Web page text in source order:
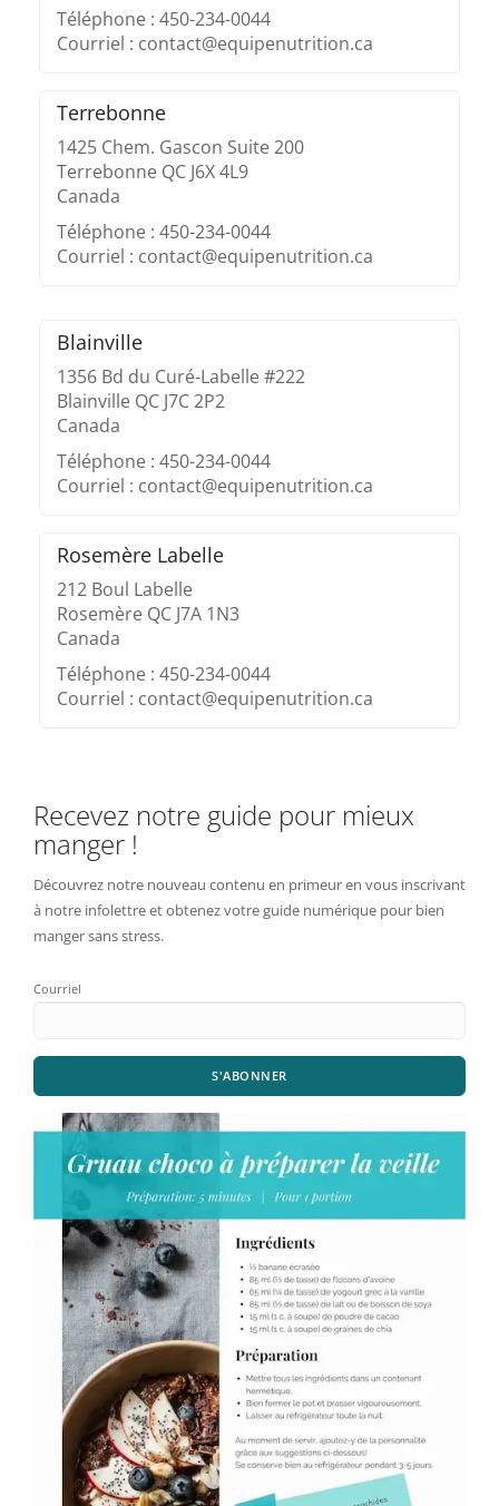
Téléphone : 450-234-0044
Courriel : contact@equipenutrition.ca
Terrebonne
1425 Chem. Gascon Suite 200
Terrebonne QC J6X 4L9
Canada
Téléphone : 450-234-0044
Courriel : contact@equipenutrition.ca
Blainville
1356 Bd du Curé-Labelle #222
Blainville QC J7C 2P2
Canada
Téléphone : 450-234-0044
Courriel : contact@equipenutrition.ca
Rosemère Labelle
212 Boul Labelle
Rosemère QC J7A 1N3
Canada
Téléphone : 450-234-0044
Courriel : contact@equipenutrition.ca
Recevez notre guide pour mieux
manger !
Découvrez notre nouveau contenu en primeur en vous inscrivant
à notre infolettre et obtenez votre guide numérique pour bien
manger sans stress.
Courriel
S'ABONNER